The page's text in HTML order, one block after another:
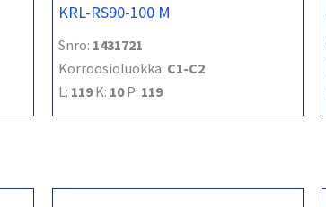
KRL-RS90-100 M
Snro: 1431721
Korroosioluokka: C1-C2
L: 119K: 10P: 119